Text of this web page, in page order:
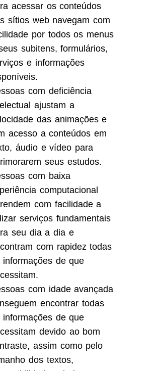
acessar os conteúdos
sítios web navegam com
por todos os menus
subitens, formulários,
e informações
com deficiência
ajustam a
das animações e
acesso a conteúdos em
áudio e vídeo para
seus estudos.
com baixa
computacional
com facilidade a
serviços fundamentais
seu dia a dia e
com rapidez todas
informações de que
com idade avançada
encontrar todas
informações de que
devido ao bom
assim como pelo
dos textos,